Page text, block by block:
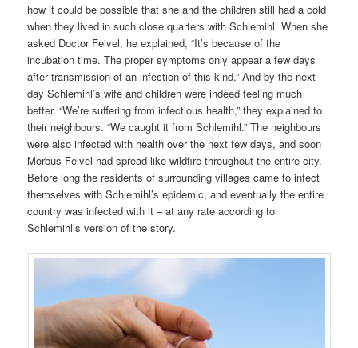
how it could be possible that she and the children still had a cold
when they lived in such close quarters with Schlemihl. When she
asked Doctor Feivel, he explained, “It’s because of the
incubation time. The proper symptoms only appear a few days
after transmission of an infection of this kind.” And by the next
day Schlemihl’s wife and children were indeed feeling much
better. “We’re suffering from infectious health,” they explained to
their neighbours. “We caught it from Schlemihl.” The neighbours
were also infected with health over the next few days, and soon
Morbus Feivel had spread like wildfire throughout the entire city.
Before long the residents of surrounding villages came to infect
themselves with Schlemihl’s epidemic, and eventually the entire
country was infected with it – at any rate according to
Schlemihl’s version of the story.